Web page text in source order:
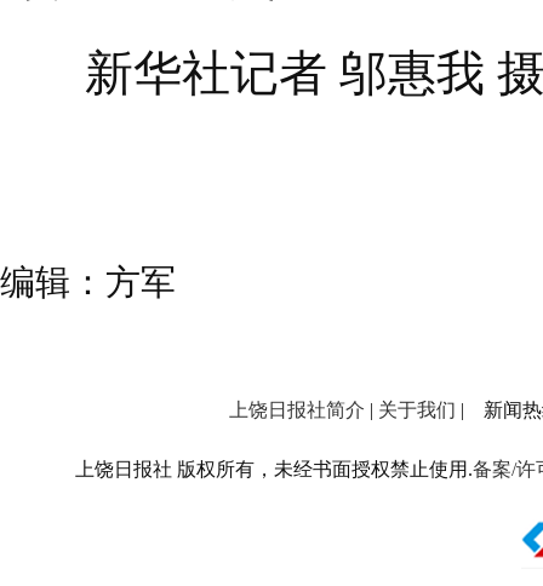
新华社记者 邬惠我
编辑：方军
上饶日报社简介 | 关于我们 | 新闻热
上饶日报社 版权所有，未经书面授权禁止使用.备案/许